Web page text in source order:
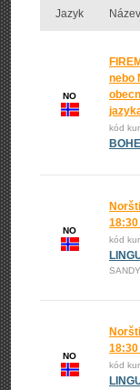
Jazyk
NO
nebo
kód
NO
kód
NO
kód